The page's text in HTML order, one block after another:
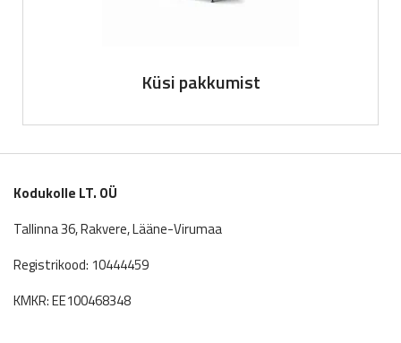
Küsi pakkumist
Kodukolle LT. OÜ
Tallinna 36, Rakvere, Lääne-Virumaa
Registrikood: 10444459
KMKR: EE100468348